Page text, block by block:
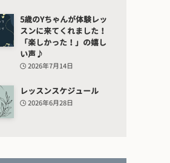
5歳のYちゃんが体験レッ
スンに来てくれました！
「楽しかった！」の嬉し
い声♪
2026年7月14日
レッスンスケジュール
2026年6月28日